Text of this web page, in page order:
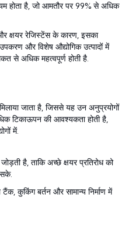
होता है, जो आमतौर पर 99% से अधिक
क्षयर रेजिस्टेंस के कारण, इसका
और विशेष औद्योगिक उत्पादों में
से अधिक महत्वपूर्ण होती है.
जाता है, जिससे यह उन अनुप्रयोगों
टिकाऊपन की आवश्यकता होती है,
में.
है, ताकि अच्छे क्षयर प्रतिरोध को
कुकिंग बर्तन और सामान्य निर्माण में